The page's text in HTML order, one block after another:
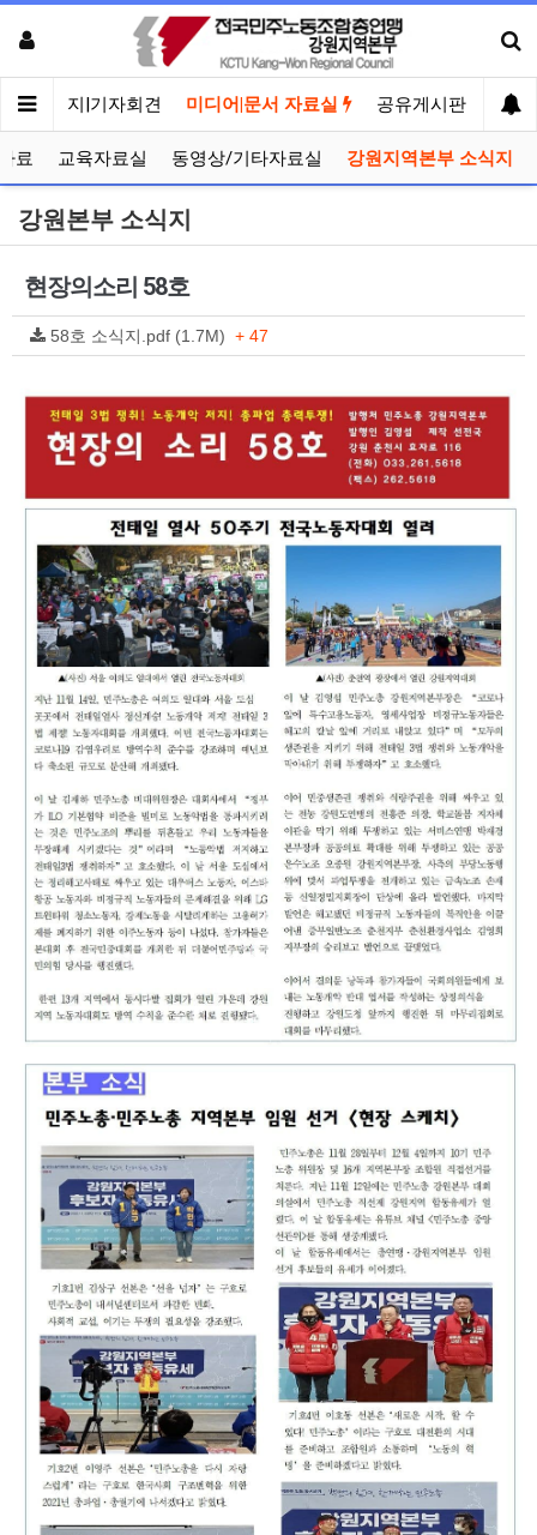
인 공지|기자회견 미디어|문서 자료실 공유게시판 선
료 교육자료실 동영상/기타자료실 강원지역본부 소식지
강원본부 소식지
현장의소리 58호
58호 소식지.pdf (1.7M) + 47